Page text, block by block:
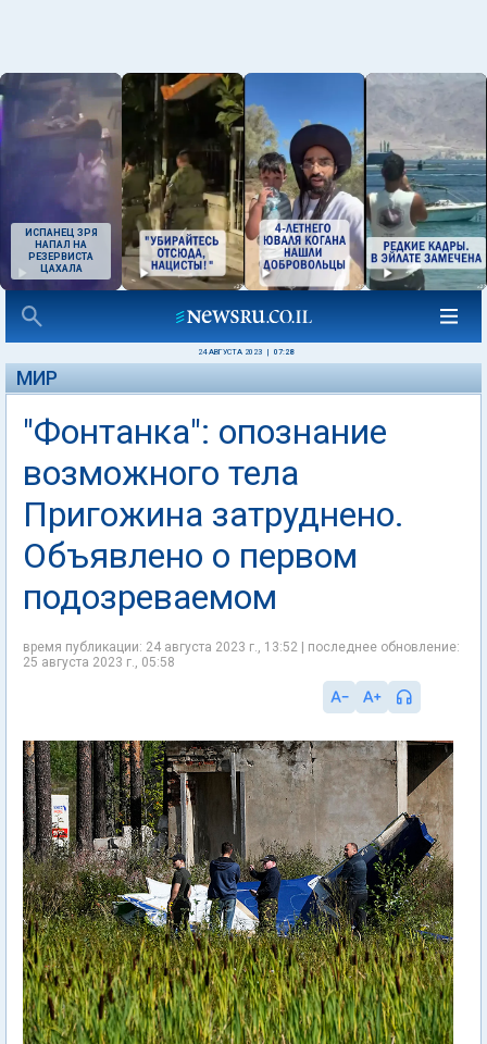
ИСПАНЕЦ ЗРЯ
НАПАЛ НА
РЕЗЕРВИСТА
ЦАХАЛА
24 АВГУСТА 2023 07:28
МИР
"Фонтанка": опознание
возможного тела
Пригожина затруднено.
Объявлено о первом
подозреваемом
время публикации: 24 августа 2023 г., 13:52 | последнее обновление:
25 августа 2023 г., 05:58